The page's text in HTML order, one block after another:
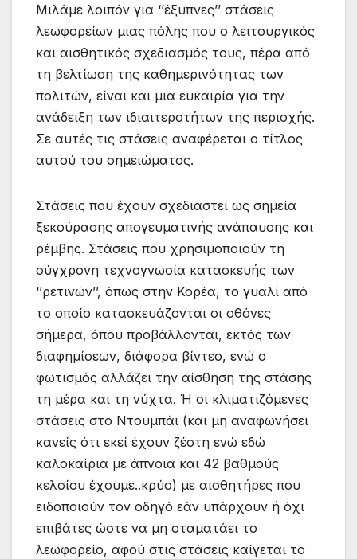
Μιλάμε λοιπόν για ‘’έξυπνες’’ στάσεις
λεωφορείων μιας πόλης που ο λειτουργικός
και αισθητικός σχεδιασμός τους, πέρα από
τη βελτίωση της καθημερινότητας των
πολιτών, είναι και μια ευκαιρία για την
ανάδειξη των ιδιαιτεροτήτων της περιοχής.
Σε αυτές τις στάσεις αναφέρεται ο τίτλος
αυτού του σημειώματος.
Στάσεις που έχουν σχεδιαστεί ως σημεία
ξεκούρασης απογευματινής ανάπαυσης και
ρέμβης. Στάσεις που χρησιμοποιούν τη
σύγχρονη τεχνογνωσία κατασκευής των
‘’ρετινών’’, όπως στην Κορέα, το γυαλί από
το οποίο κατασκευάζονται οι οθόνες
σήμερα, όπου προβάλλονται, εκτός των
διαφημίσεων, διάφορα βίντεο, ενώ ο
φωτισμός αλλάζει την αίσθηση της στάσης
τη μέρα και τη νύχτα. Ή οι κλιματιζόμενες
στάσεις στο Ντουμπάι (και μη αναφωνήσει
κανείς ότι εκεί έχουν ζέστη ενώ εδώ
καλοκαίρια με άπνοια και 42 βαθμούς
κελσίου έχουμε..κρύο) με αισθητήρες που
ειδοποιούν τον οδηγό εάν υπάρχουν ή όχι
επιβάτες ώστε να μη σταματάει το
λεωφορείο, αφού στις στάσεις καίγεται το